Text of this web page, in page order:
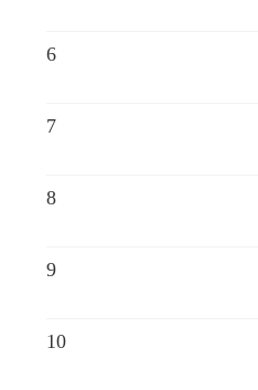
6
7
8
9
10